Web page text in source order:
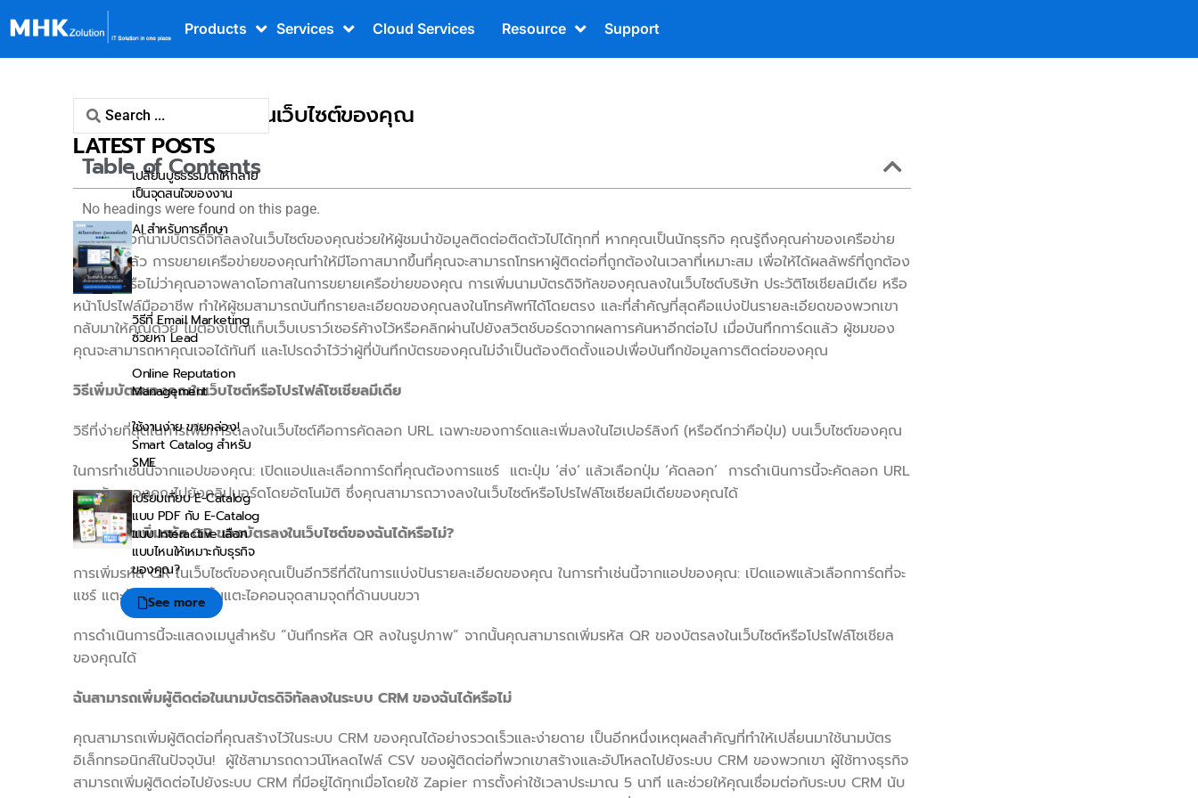
Products Services Cloud Services Resource Support
วิธีฝังนามบัตรดิจิทัลบนเว็บไซต์ของคุณ
Table of Contents
No headings were found on this page.
การเพิ่มลิงก์นามบัตรดิจิทัลลงในเว็บไซต์ของคุณช่วยให้ผู้ชมนำข้อมูลติดต่อติดตัวไปได้ทุกที่ หากคุณเป็นนักธุรกิจ คุณรู้ถึงคุณค่าของเครือข่าย
ของคุณแล้ว การขยายเครือข่ายของคุณทำให้มีโอกาสมากขึ้นที่คุณจะสามารถโทรหาผู้ติดต่อที่ถูกต้องในเวลาที่เหมาะสม เพื่อให้ได้ผลลัพธ์ที่ถูกต้อง
แต่คุณรู้หรือไม่ว่าคุณอาจพลาดโอกาสในการขยายเครือข่ายของคุณ การเพิ่มนามบัตรดิจิทัลของคุณลงในเว็บไซต์บริษัท ประวัติโซเชียลมีเดีย หรือ
หน้าโปรไฟล์มืออาชีพ ทำให้ผู้ชมสามารถบันทึกรายละเอียดของคุณลงในโทรศัพท์ได้โดยตรง และที่สำคัญที่สุดคือแบ่งปันรายละเอียดของพวกเขา
กลับมาให้คุณด้วย ไม่ต้องเปิดแท็บเว็บเบราว์เซอร์ค้างไว้หรือคลิกผ่านไปยังสวิตช์บอร์ดจากผลการค้นหาอีกต่อไป เมื่อบันทึกการ์ดแล้ว ผู้ชมของ
คุณจะสามารถหาคุณเจอได้ทันที และโปรดจำไว้ว่าผู้ที่บันทึกบัตรของคุณไม่จำเป็นต้องติดตั้งแอปเพื่อบันทึกข้อมูลการติดต่อของคุณ
วิธีเพิ่มบัตรของคุณในเว็บไซต์หรือโปรไฟล์โซเชียลมีเดีย
วิธีที่ง่ายที่สุดในการเพิ่มการ์ดลงในเว็บไซต์คือการคัดลอก URL เฉพาะของการ์ดและเพิ่มลงในไฮเปอร์ลิงก์ (หรือดีกว่าคือปุ่ม) บนเว็บไซต์ของคุณ
ในการทำเช่นนี้จากแอปของคุณ: เปิดแอปและเลือกการ์ดที่คุณต้องการแชร์ แตะปุ่ม ‘ส่ง’ แล้วเลือกปุ่ม ‘คัดลอก’ การดำเนินการนี้จะคัดลอก URL
ของบัตรของคุณไปยังคลิปบอร์ดโดยอัตโนมัติ ซึ่งคุณสามารถวางลงในเว็บไซต์หรือโปรไฟล์โซเชียลมีเดียของคุณได้
ฉันสามารถเพิ่มรหัสQR ของบัตรลงในเว็บไซต์ของฉันได้หรือไม่?
การเพิ่มรหัส QR ในเว็บไซต์ของคุณเป็นอีกวิธีที่ดีในการแบ่งปันรายละเอียดของคุณ ในการทำเช่นนี้จากแอปของคุณ: เปิดแอพแล้วเลือกการ์ดที่จะ
แชร์ แตะปุ่ม “ส่ง” จากนั้นแตะไอคอนจุดสามจุดที่ด้านบนขวา
การดำเนินการนี้จะแสดงเมนูสำหรับ “บันทึกรหัส QR ลงในรูปภาพ” จากนั้นคุณสามารถเพิ่มรหัส QR ของบัตรลงในเว็บไซต์หรือโปรไฟล์โซเชียล
ของคุณได้
ฉันสามารถเพิ่มผู้ติดต่อในนามบัตรดิจิทัลลงในระบบ CRM ของฉันได้หรือไม่
คุณสามารถเพิ่มผู้ติดต่อที่คุณสร้างไว้ในระบบ CRM ของคุณได้อย่างรวดเร็วและง่ายดาย เป็นอีกหนึ่งเหตุผลสำคัญที่ทำให้เปลี่ยนมาใช้นามบัตร
อิเล็กทรอนิกส์ในปัจจุบัน! ผู้ใช้สามารถดาวน์โหลดไฟล์ CSV ของผู้ติดต่อที่พวกเขาสร้างและอัปโหลดไปยังระบบ CRM ของพวกเขา ผู้ใช้ทางธุรกิจ
สามารถเพิ่มผู้ติดต่อไปยังระบบ CRM ที่มีอยู่ได้ทุกเมื่อโดยใช้ Zapier การตั้งค่าใช้เวลาประมาณ 5 นาที และช่วยให้คุณเชื่อมต่อกับระบบ CRM นับ
LATEST POSTS
เปลี่ยนบูธธรรมดาให้กลาย
เป็นจุดสนใจของงาน
AI สำหรับการศึกษา
วิธีที่ Email Marketing
ช่วยหา Lead
Online Reputation
Management
ใช้งานง่าย ขายคล่อง!
Smart Catalog สำหรับ
SME
เปรียบเทียบ E-Catalog
แบบ PDF กับ E-Catalog
แบบ Interactive เลือก
แบบไหนให้เหมาะกับธุรกิจ
ของคุณ?
See more